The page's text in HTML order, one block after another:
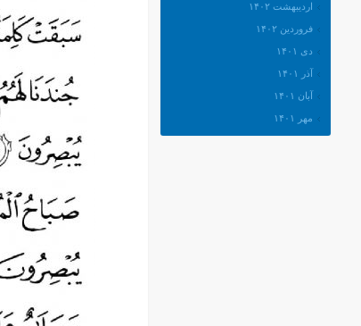
اردیبهشت ۱۴۰۲
فروردین ۱۴۰۲
دی ۱۴۰۱
آذر ۱۴۰۱
آبان ۱۴۰۱
مهر ۱۴۰۱